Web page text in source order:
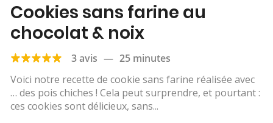
Cookies sans farine au
chocolat & noix
3 avis — 25 minutes
Voici notre recette de cookie sans farine réalisée avec
… des pois chiches ! Cela peut surprendre, et pourtant :
ces cookies sont délicieux, sans...